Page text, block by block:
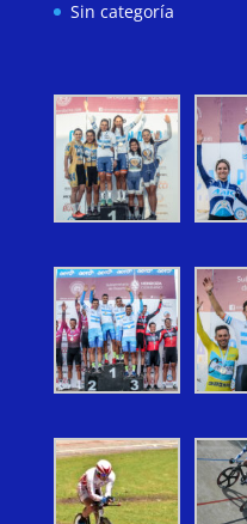
Sin categoría